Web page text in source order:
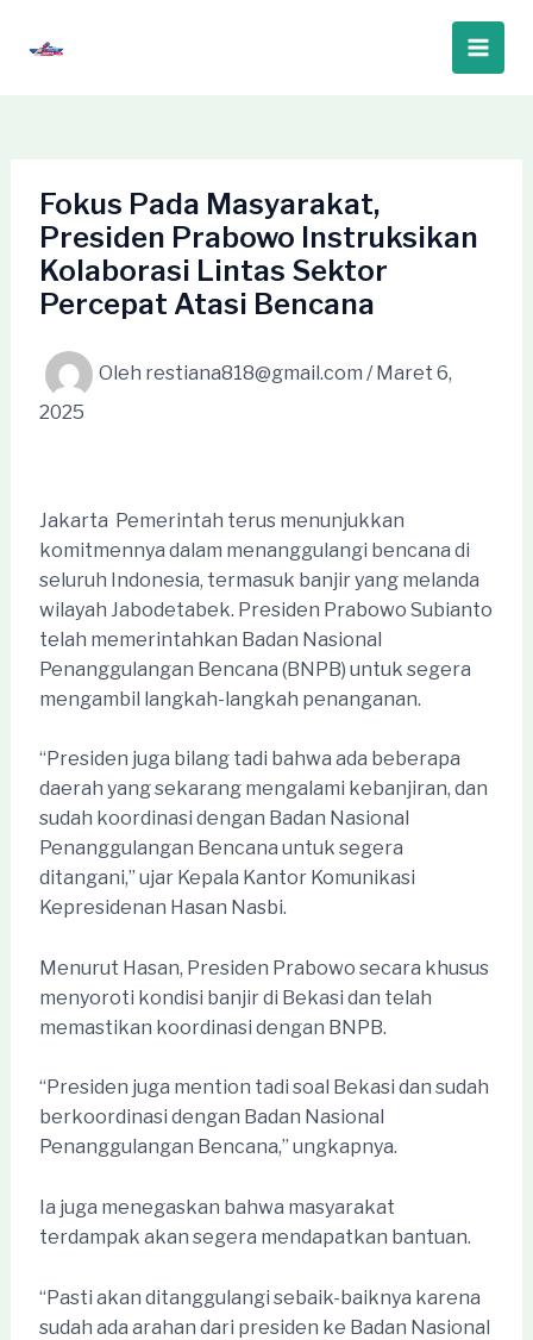
Main
Fokus Pada Masyarakat,
Presiden Prabowo Instruksikan
Kolaborasi Lintas Sektor
Percepat Atasi Bencana
Oleh restiana818@gmail.com / Maret 6,
2025
Jakarta  Pemerintah terus menunjukkan
komitmennya dalam menanggulangi bencana di
seluruh Indonesia, termasuk banjir yang melanda
wilayah Jabodetabek. Presiden Prabowo Subianto
telah memerintahkan Badan Nasional
Penanggulangan Bencana (BNPB) untuk segera
mengambil langkah-langkah penanganan.
“Presiden juga bilang tadi bahwa ada beberapa
daerah yang sekarang mengalami kebanjiran, dan
sudah koordinasi dengan Badan Nasional
Penanggulangan Bencana untuk segera
ditangani,” ujar Kepala Kantor Komunikasi
Kepresidenan Hasan Nasbi.
Menurut Hasan, Presiden Prabowo secara khusus
menyoroti kondisi banjir di Bekasi dan telah
memastikan koordinasi dengan BNPB.
“Presiden juga mention tadi soal Bekasi dan sudah
berkoordinasi dengan Badan Nasional
Penanggulangan Bencana,” ungkapnya.
Ia juga menegaskan bahwa masyarakat
terdampak akan segera mendapatkan bantuan.
“Pasti akan ditanggulangi sebaik-baiknya karena
sudah ada arahan dari presiden ke Badan Nasional